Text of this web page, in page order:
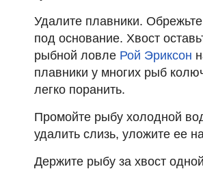
Удалите плавники.
под основание. Хвост
рыбной ловле Рой Эриксон
плавники у многих рыб
легко поранить.
Промойте рыбу холодной
удалить слизь, уложите ее
Держите рыбу за хвост